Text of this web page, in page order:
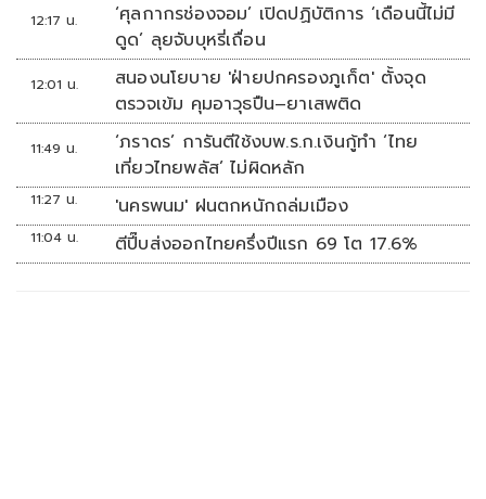
12:17 น.
‘ศุลกากรช่องจอม’ เปิดปฏิบัติการ ‘เดือนนี้ไม่มี
ดูด’ ลุยจับบุหรี่เถื่อน
12:01 น.
สนองนโยบาย 'ฝ่ายปกครองภูเก็ต' ตั้งจุด
ตรวจเข้ม คุมอาวุธปืน–ยาเสพติด
11:49 น.
‘ภราดร’ การันตีใช้งบพ.ร.ก.เงินกู้ทำ ‘ไทย
เที่ยวไทยพลัส’ ไม่ผิดหลัก
11:27 น. 'นครพนม' ฝนตกหนักถล่มเมือง
11:04 น. ตีปี๊บส่งออกไทยครึ่งปีแรก 69 โต 17.6%